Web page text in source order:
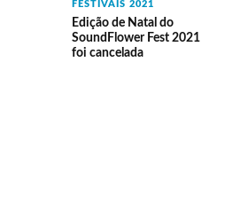
FESTIVAIS 2021
Edição de Natal do
SoundFlower Fest 2021
foi cancelada